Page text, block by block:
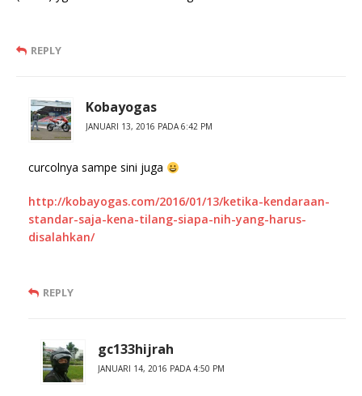
REPLY
Kobayogas
JANUARI 13, 2016 PADA 6:42 PM
curcolnya sampe sini juga
http://kobayogas.com/2016/01/13/ketika-kendaraan-
standar-saja-kena-tilang-siapa-nih-yang-harus-
disalahkan/
REPLY
gc133hijrah
JANUARI 14, 2016 PADA 4:50 PM